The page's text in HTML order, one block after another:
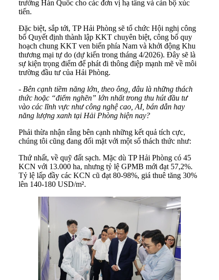
trường Hàn Quốc cho các đơn vị hạ tầng và cán bộ xúc
tiến.
Đặc biệt, sắp tới, TP Hải Phòng sẽ tổ chức Hội nghị công
bố Quyết định thành lập KKT chuyên biệt, công bố quy
hoạch chung KKT ven biển phía Nam và khởi động Khu
thương mại tự do (dự kiến trong tháng 4/2026). Đây sẽ là
sự kiện trọng điểm để phát đi thông điệp mạnh mẽ về môi
trường đầu tư của Hải Phòng.
- Bên cạnh tiềm năng lớn, theo ông, đâu là những thách
thức hoặc “điểm nghẽn” lớn nhất trong thu hút đầu tư
vào các lĩnh vực như công nghệ cao, AI, bán dẫn hay
năng lượng xanh tại Hải Phòng hiện nay?
Phải thừa nhận rằng bên cạnh những kết quả tích cực,
chúng tôi cũng đang đối mặt với một số thách thức như:
Thứ nhất, về quỹ đất sạch. Mặc dù TP Hải Phòng có 45
KCN với 13.000 ha, nhưng tỷ lệ GPMB mới đạt 57,2%.
Tỷ lệ lấp đầy các KCN cũ đạt 80-98%, giá thuê tăng 30%
lên 140-180 USD/m².